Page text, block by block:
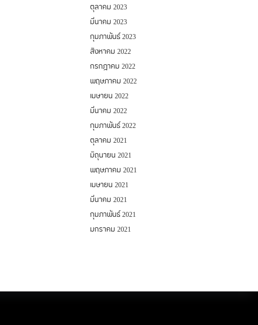
ตุลาคม 2023
มีนาคม 2023
กุมภาพันธ์ 2023
สิงหาคม 2022
กรกฎาคม 2022
พฤษภาคม 2022
เมษายน 2022
มีนาคม 2022
กุมภาพันธ์ 2022
ตุลาคม 2021
มิถุนายน 2021
พฤษภาคม 2021
เมษายน 2021
มีนาคม 2021
กุมภาพันธ์ 2021
มกราคม 2021